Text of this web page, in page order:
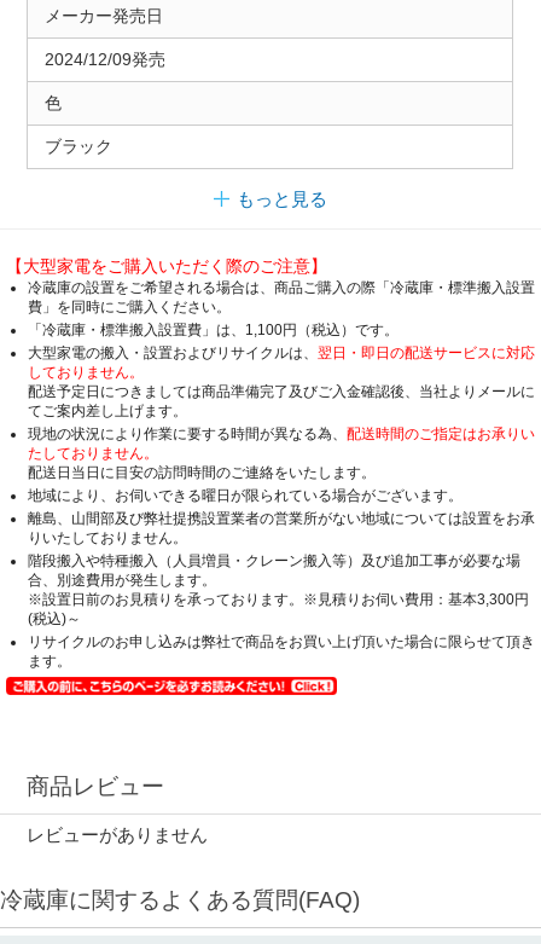
メーカー発売日
2024/12/09発売
色
ブラック
もっと見る
【大型家電をご購入いただく際のご注意】
冷蔵庫の設置をご希望される場合は、商品ご購入の際「冷蔵庫・標準搬入設置
費」を同時にご購入ください。
「冷蔵庫・標準搬入設置費」は、1,100円（税込）です。
大型家電の搬入・設置およびリサイクルは、 翌日・即日の配送サービスに対応
しておりません。
配送予定日につきましては商品準備完了及びご入金確認後、当社よりメールに
てご案内差し上げます。
現地の状況により作業に要する時間が異なる為、 配送時間のご指定はお承りい
たしておりません。
配送日当日に目安の訪問時間のご連絡をいたします。
地域により、お伺いできる曜日が限られている場合がございます。
離島、山間部及び弊社提携設置業者の営業所がない地域については設置をお承
りいたしておりません。
階段搬入や特種搬入（人員増員・クレーン搬入等）及び追加工事が必要な場
合、別途費用が発生します。
※設置日前のお見積りを承っております。※見積りお伺い費用：基本3,300円
(税込)～
リサイクルのお申し込みは弊社で商品をお買い上げ頂いた場合に限らせて頂き
ます。
商品レビュー
レビューがありません
冷蔵庫に関するよくある質問(FAQ)